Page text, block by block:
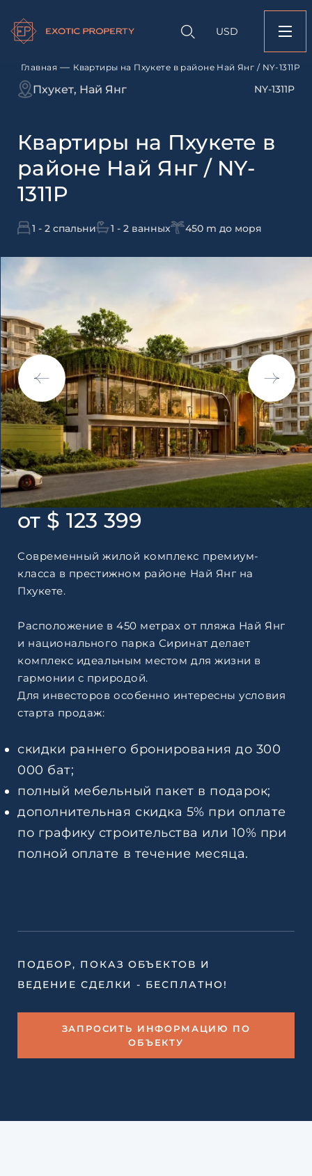
USD
Главная — Квартиры на Пхукете в районе Най Янг / NY-1311P
Пхукет, Най Янг NY-1311P
Квартиры на Пхукете в
районе Най Янг / NY-
1311P
1 - 2 спальни 1 - 2 ванных 450 m до моря
от $ 123 399
Cовременный жилой комплекс премиум-
класса в престижном районе Най Янг на
Пхукете.
Расположение в 450 метрах от пляжа Най Янг
и национального парка Сиринат делает
комплекс идеальным местом для жизни в
гармонии с природой.
Для инвесторов особенно интересны условия
старта продаж:
скидки раннего бронирования до 300
000 бат;
полный мебельный пакет в подарок;
дополнительная скидка 5% при оплате
по графику строительства или 10% при
полной оплате в течение месяца.
ПОДБОР, ПОКАЗ ОБЪЕКТОВ И
ВЕДЕНИЕ СДЕЛКИ - БЕСПЛАТНО!
ЗАПРОСИТЬ ИНФОРМАЦИЮ ПО
ОБЪЕКТУ
Оставить
свяжется с вами
Согласен с
объекту
Квартиры на
Най Янг / NY-1311P
Оставьте заявку и
свяжется с вами
недвижимости